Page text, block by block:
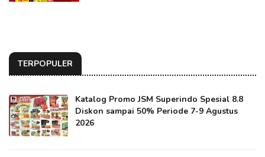
TERPOPULER
Katalog Promo JSM Superindo Spesial 8.8
Diskon sampai 50% Periode 7-9 Agustus
2026